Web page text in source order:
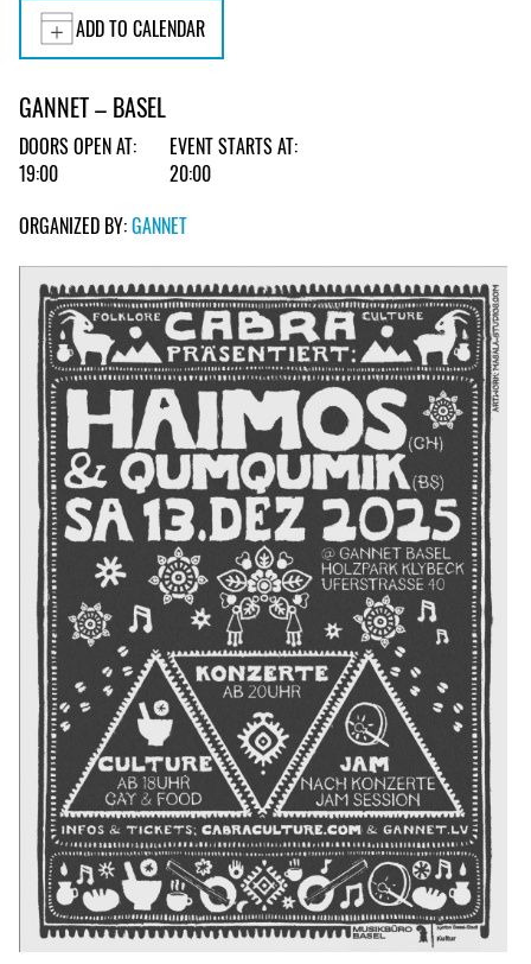
ADD TO CALENDAR
GANNET – BASEL
DOORS OPEN AT:
19:00
EVENT STARTS AT:
20:00
ORGANIZED BY:GANNET